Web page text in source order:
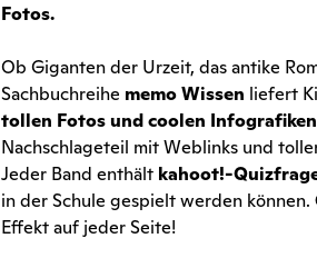
Fotos.
Ob Giganten der Urzeit, das antike
Sachbuchreihe memo Wissen liefert
tollen Fotos und coolen Infografiken
Nachschlageteil mit Weblinks und
Jeder Band enthält kahoot!-
in der Schule gespielt werden können.
Effekt auf jeder Seite!